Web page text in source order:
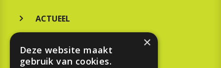
ACTUEEL
KOOPGIDS
×
Deze website maakt
gebruik van cookies.